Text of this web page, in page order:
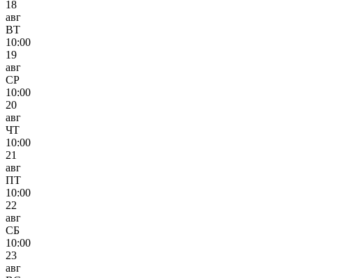
18
авг
ВТ
10:00
19
авг
СР
10:00
20
авг
ЧТ
10:00
21
авг
ПТ
10:00
22
авг
СБ
10:00
23
авг